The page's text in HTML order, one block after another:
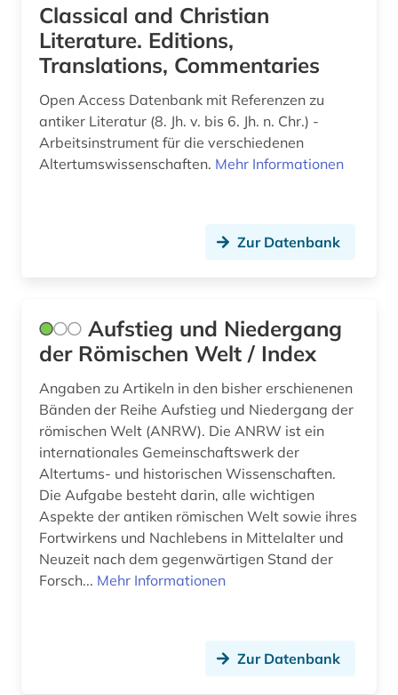
mythologie (7)
märchen (1)
münzbildnis (1)
münze (1)
naher osten (1)
name (1)
naturalis historia (1)
naturwissenschaften (3)
nestle-aland (1)
neugriechische literatur (1)
neulatein (5)
niederlande großbritannien seekrieg (1)
Classical and Christian
Literature. Editions,
Translations, Commentaries
Open Access Datenbank mit Referenzen zu
antiker Literatur (8. Jh. v. bis 6. Jh. n. Chr.) -
Arbeitsinstrument für die verschiedenen
Altertumswissenschaften. Mehr Informationen
Zur Datenbank
Aufstieg und Niedergang
der Römischen Welt / Index
Angaben zu Artikeln in den bisher erschienenen
Bänden der Reihe Aufstieg und Niedergang der
römischen Welt (ANRW). Die ANRW ist ein
internationales Gemeinschaftswerk der
Altertums- und historischen Wissenschaften.
Die Aufgabe besteht darin, alle wichtigen
Aspekte der antiken römischen Welt sowie ihres
Fortwirkens und Nachlebens in Mittelalter und
Neuzeit nach dem gegenwärtigen Stand der
Forsch... Mehr Informationen
Zur Datenbank